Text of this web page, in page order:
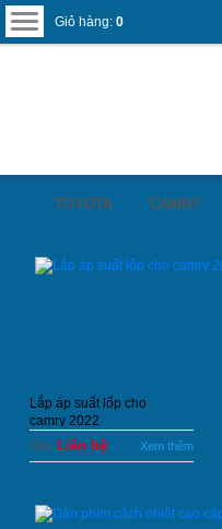
Giỏ hàng: 0
TOYOTA CAMRY
Lắp áp suất lốp cho
camry 2022
Giá: Liên hệ Xem thêm